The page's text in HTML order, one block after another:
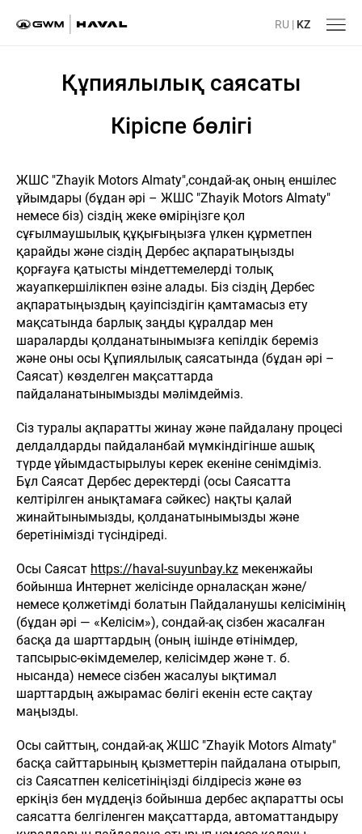
RU | KZ
Құпиялылық саясаты
Кіріспе бөлігі
ЖШС "Zhayik Motors Almaty",сондай-ақ оның еншілес
ұйымдары (бұдан әрі – ЖШС "Zhayik Motors Almaty"
немесе біз) сіздің жеке өміріңізге қол
сұғылмаушылық құқығыңызға үлкен құрметпен
қарайды және сіздің Дербес ақпаратыңызды
қорғауға қатысты міндеттемелерді толық
жауапкершілікпен өзіне алады. Біз сіздің Дербес
ақпаратыңыздың қауіпсіздігін қамтамасыз ету
мақсатында барлық заңды құралдар мен
шараларды қолданатынымызға кепілдік береміз
және оны осы Құпиялылық саясатында (бұдан әрі –
Саясат) көзделген мақсаттарда
пайдаланатынымызды мәлімдейміз.
Сіз туралы ақпаратты жинау және пайдалану процесі
делдалдарды пайдаланбай мүмкіндігінше ашық
түрде ұйымдастырылуы керек екеніне сенімдіміз.
Бұл Саясат Дербес деректерді (осы Саясатта
келтірілген анықтамаға сәйкес) нақты қалай
жинайтынымызды, қолданатынымызды және
беретінімізді түсіндіреді.
Осы Саясат https://haval-suyunbay.kz мекенжайы
бойынша Интернет желісінде орналасқан және/
немесе қолжетімді болатын Пайдаланушы келісімінің
(бұдан әрі — «Келісім»), сондай-ақ сізбен жасалған
басқа да шарттардың (оның ішінде өтінімдер,
тапсырыс-өкімдемелер, келісімдер және т. б.
нысанда) немесе сізбен жасалуы ықтимал
шарттардың ажырамас бөлігі екенін есте сақтау
маңызды.
Осы сайттың, сондай-ақ ЖШС "Zhayik Motors Almaty"
басқа сайттарының қызметтерін пайдалана отырып,
сіз Саясатпен келісетініңізді білдіресіз және өз
еркіңіз бен мүддеңіз бойынша дербес ақпаратты осы
саясатта белгіленген мақсаттарда, автоматтандыру